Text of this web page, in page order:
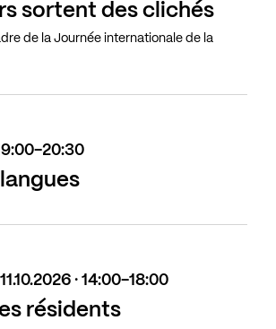
sortent des clichés
de la Journée internationale de la
20:30
· 14:00-18:00
résidents